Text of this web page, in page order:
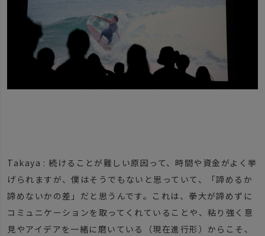
Takaya : 続けることが難しい原因って、時間や資金がよく挙
げられますが、僕はそうでもないと思っていて、「諦めるか
諦めないかの差」だと思うんです。これは、拳大が諦めずに
コミュニケーションを取ってくれていることや、粘り強く意
見やアイデアを一緒に磨いている（現在進行形）からこそ、